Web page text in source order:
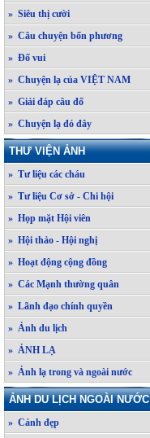
» Siêu thị cười
» Câu chuyện bốn phương
» Đố vui
» Chuyện lạ của VIỆT NAM
» Giải đáp câu đố
» Chuyện lạ đó đây
THƯ VIỆN ẢNH
» Tư liệu các cháu
» Tư liệu Cơ sở - Chi hội
» Họp mặt Hội viên
» Hội thảo - Hội nghị
» Hoạt động cộng đồng
» Các Mạnh thường quân
» Lãnh đạo chính quyền
» Ảnh du lịch
» ẢNH LẠ
» Ảnh lạ trong và ngoài nước
ẢNH DU LỊCH NGOÀI NƯỚC
» Cảnh đẹp